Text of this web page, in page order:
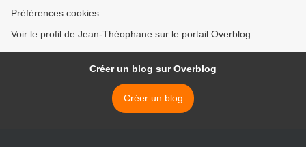
Préférences cookies
Voir le profil de Jean-Théophane sur le portail Overblog
Créer un blog sur Overblog
Créer un blog